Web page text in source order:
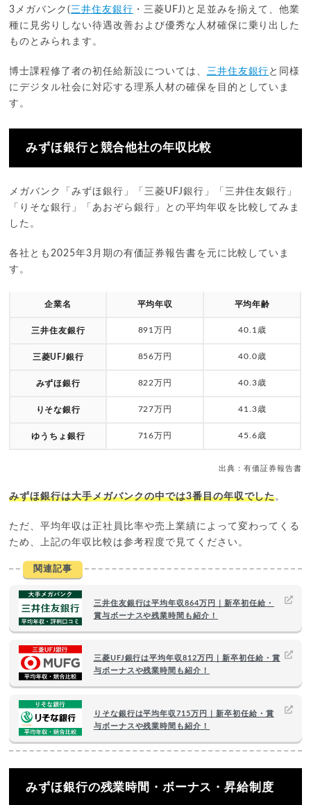
3メガバンク(三井住友銀行 ・三菱UFJ)と足並みを揃えて、他業
種に見劣りしない待遇改善および優秀な人材確保に乗り出した
ものとみられます。
博士課程修了者の初任給新設については、 三井住友銀行 と同様
にデジタル社会に対応する理系人材の確保を目的としていま
す。
みずほ銀行と競合他社の年収比較
メガバンク「みずほ銀行」「三菱UFJ銀行」「三井住友銀行」
「りそな銀行」「あおぞら銀行」との平均年収を比較してみま
した。
各社とも2025年3月期の有価証券報告書を元に比較していま
す。
企業名 平均年収 平均年齢
三井住友銀行 891万円 40.1歳
三菱UFJ銀行 856万円 40.0歳
みずほ銀行 822万円 40.3歳
りそな銀行 727万円 41.3歳
ゆうちょ銀行 716万円 45.6歳
出典：有価証券報告書
みずほ銀行は大手メガバンクの中では3番目の年収でした。
ただ、平均年収は正社員比率や売上業績によって変わってくる
ため、上記の年収比較は参考程度で見てください。
関連記事
三井住友銀行は平均年収864万円｜新卒初任給・
賞与ボーナスや残業時間も紹介！
三菱UFJ銀行は平均年収812万円｜新卒初任給・賞
与ボーナスや残業時間も紹介！
りそな銀行は平均年収715万円｜新卒初任給・賞
与ボーナスや残業時間も紹介！
みずほ銀行の残業時間・ボーナス・昇給制度